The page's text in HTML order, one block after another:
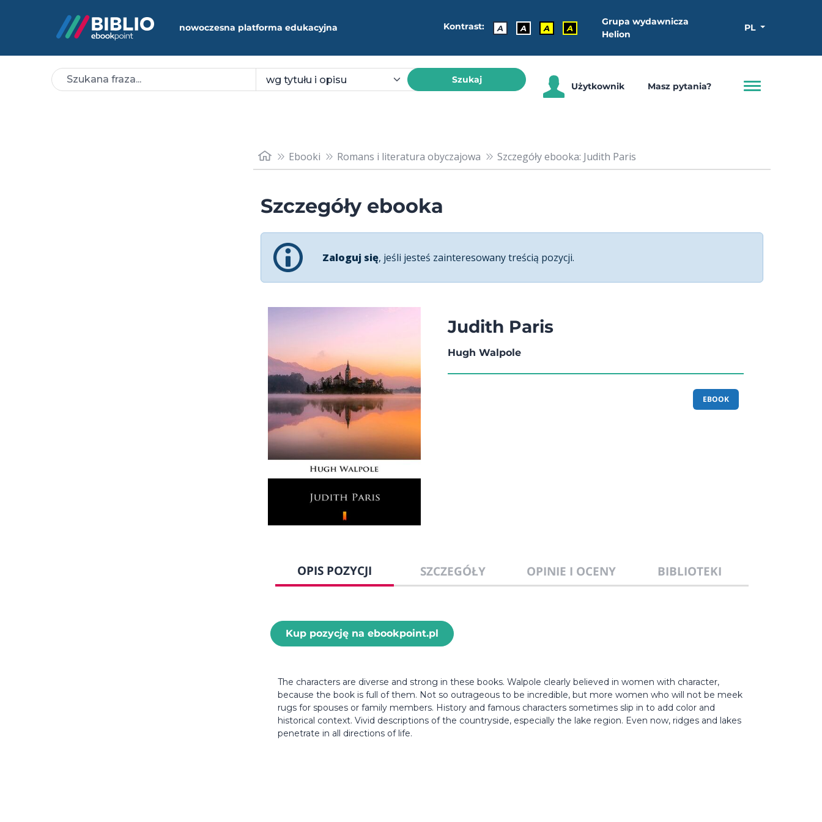
nowoczesna platforma edukacyjna Kontrast: A A A A
Grupa wydawnicza
Helion
PL
Szukaj
Użytkownik Masz pytania?
Ebooki Romans i literatura obyczajowa Szczegóły ebooka: Judith Paris
Szczegóły ebooka
Zaloguj się, jeśli jesteś zainteresowany treścią pozycji.
Judith Paris
Hugh Walpole
EBOOK
OPIS POZYCJI SZCZEGÓŁY OPINIE I OCENY BIBLIOTEKI
Kup pozycję na ebookpoint.pl
The characters are diverse and strong in these books. Walpole clearly believed in women with character,
because the book is full of them. Not so outrageous to be incredible, but more women who will not be meek
rugs for spouses or family members. History and famous characters sometimes slip in to add color and
historical context. Vivid descriptions of the countryside, especially the lake region. Even now, ridges and lakes
penetrate in all directions of life.